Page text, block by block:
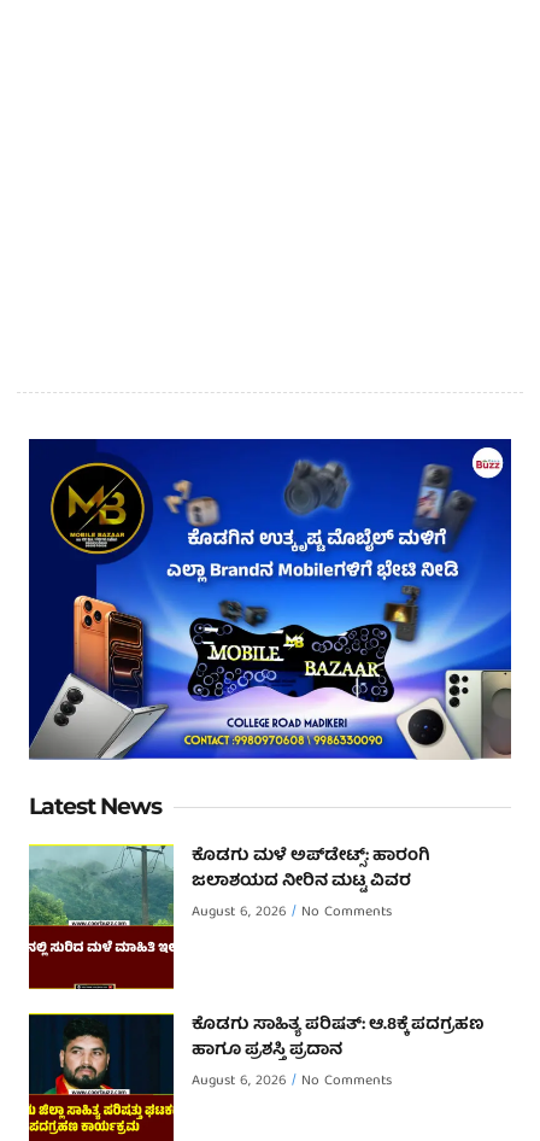
Latest News
ಕೊಡಗು ಮಳೆ ಅಪ್‌ಡೇಟ್ಸ್: ಹಾರಂಗಿ
ಜಲಾಶಯದ ನೀರಿನ ಮಟ್ಟ ವಿವರ
August 6, 2026 No Comments
ಕೊಡಗು ಸಾಹಿತ್ಯ ಪರಿಷತ್: ಆ.8ಕ್ಕೆ ಪದಗ್ರಹಣ
ಹಾಗೂ ಪ್ರಶಸ್ತಿ ಪ್ರದಾನ
August 6, 2026 No Comments